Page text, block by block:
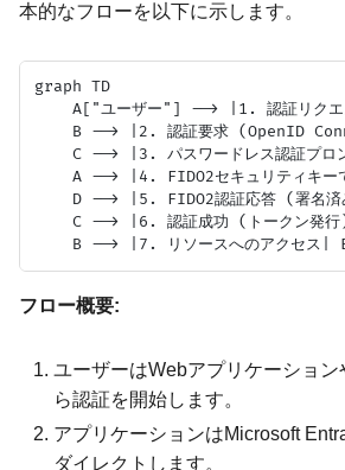
本的なフローを以下に示します。
graph TD
A["ユーザー"] --> |1. 認証リク
B --> |2. 認証要求 (OpenID
C --> |3. パスワードレス認証プロ
A --> |4. FIDO2セキュリティキー
D --> |5. FIDO2認証応答 (署名済
C --> |6. 認証成功 (トークン発
フロー概要:
ユーザーはWebアプリケーショ
ら認証を開始します。
アプリケーションはMicrosoft
ダイレクトします。